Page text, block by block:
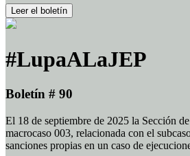
Leer el boletín
#LupaALaJEP
Boletín # 90
El 18 de septiembre de 2025 la Sección
macrocaso 003, relacionada con el
sanciones propias en un caso de